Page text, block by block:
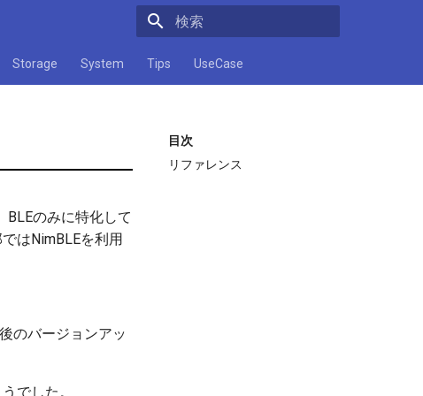
Storage System Tips UseCase
目次
リファレンス
BLEのみに特化して
はNimBLEを利用
のバージョンアッ
でした。